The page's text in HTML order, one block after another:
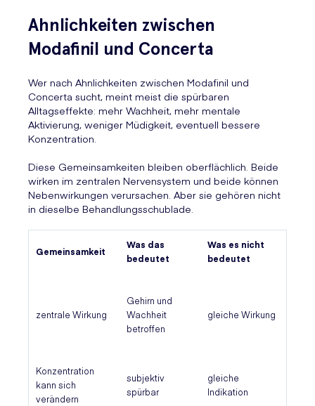
Ahnlichkeiten zwischen
Modafinil und Concerta
Wer nach Ahnlichkeiten zwischen Modafinil und
Concerta sucht, meint meist die spürbaren
Alltagseffekte: mehr Wachheit, mehr mentale
Aktivierung, weniger Müdigkeit, eventuell bessere
Konzentration.
Diese Gemeinsamkeiten bleiben oberflächlich. Beide
wirken im zentralen Nervensystem und beide können
Nebenwirkungen verursachen. Aber sie gehören nicht
in dieselbe Behandlungsschublade.
Gemeinsamkeit
Was das
bedeutet
Was es nicht
bedeutet
zentrale Wirkung
Gehirn und
Wachheit
betroffen
gleiche Wirkung
Konzentration
kann sich
verändern
subjektiv
spürbar
gleiche
Indikation